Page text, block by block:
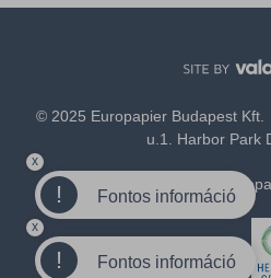
© 2025 Europapier Budapest
u.1. Harbor Park
Tagja a
! Fontos információ
x
! Fontos információ
x